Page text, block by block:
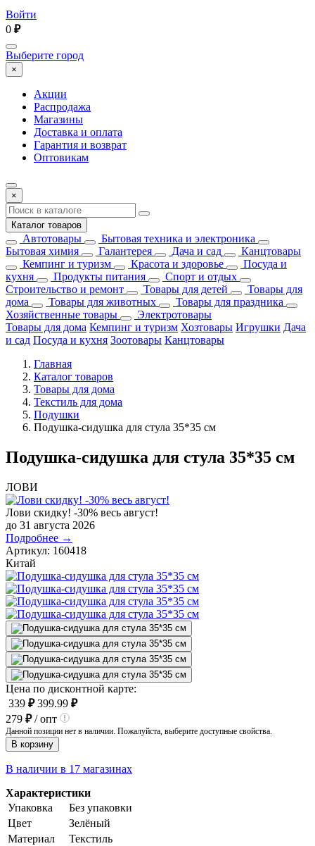
Войти
0 ₽
Выберите город
×
Акции
Распродажа
Магазины
Доставка и оплата
Гарантия и возврат
Оптовикам
×
Каталог товаров
Автотовары
Бытовая техника и электроника
Бытовая химия
Галантерея Дача и сад
Канцтовары
Кемпинг и туризм
Красота и здоровье
Посуда и
кухня
Продукты питания
Спорт и отдых
Строительство и ремонт
Товары для детей
Товары для
дома
Товары для животных
Товары для праздника
Хозяйственные товары
Электротовары
Товары для дома Кемпинг и туризм Хозтовары Игрушки Дача
и сад Посуда и кухня Зоотовары Канцтовары
Главная
Каталог товаров
Товары для дома
Текстиль для дома
Подушки
Подушка-сидушка для стула 35*35 см
Подушка-сидушка для стула 35*35 см
ЛОВИ
Лови скидку! -30% весь август!
до 31 августа 2026
Подробнее →
Артикул: 160418
Китай
Цена по дисконтной карте:
339 ₽ 399.99 ₽
279 ₽/ опт
Данной позиции нет в наличии. Пожалуйста, выберите доступные свойства.
В корзину
В наличии в 17 магазинах
Характеристики
Упаковка
Без упаковки
Цвет
Зелёный
Материал
Текстиль